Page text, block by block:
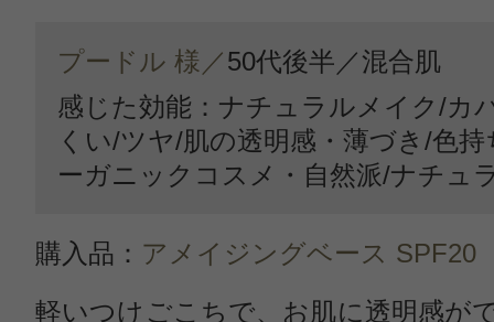
プードル 様／50代後半／混合肌
感じた効能：ナチュラルメイク/カ
くい/ツヤ/肌の透明感・薄づき/色
ーガニックコスメ・自然派/ナチュ
購入品： アメイジングベース SPF20
軽いつけごこちで、お肌に透明感が